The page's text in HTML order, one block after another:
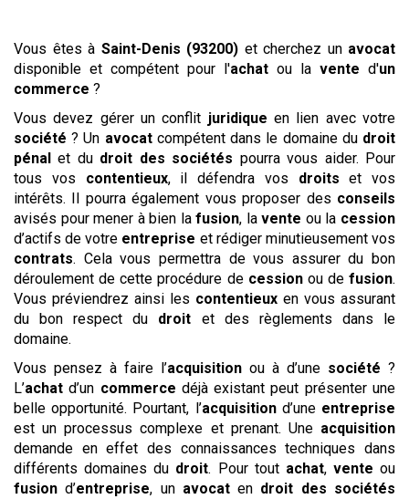
Vous êtes à Saint-Denis (93200) et cherchez un avocat
disponible et compétent pour l'achat ou la vente d'un
commerce ?
Vous devez gérer un conflit juridique en lien avec votre
société ? Un avocatcompétent dans le domaine du droit
pénal et du droit des sociétés pourra vous aider. Pour
tous vos contentieux, il défendra vos droits et vos
intérêts. Il pourra également vous proposer des conseils
avisés pour mener à bien lafusion, lavente ou la cession
d’actifs de votre entreprise et rédiger minutieusement vos
contrats. Cela vous permettra de vous assurer du bon
déroulement de cette procédure de cessionou de fusion.
Vous préviendrez ainsi les contentieux en vous assurant
du bon respect du droit et des règlements dans le
domaine.
Vous pensez à faire l’acquisition ou à d’une société ?
L’achat d’un commerce déjà existant peut présenter une
belle opportunité. Pourtant, l’acquisitiond’une entreprise
est un processus complexe et prenant. Une acquisition
demande en effet des connaissances techniques dans
différents domaines du droit. Pour tout achat, vente ou
fusion d’entreprise, un avocaten droit des sociétés